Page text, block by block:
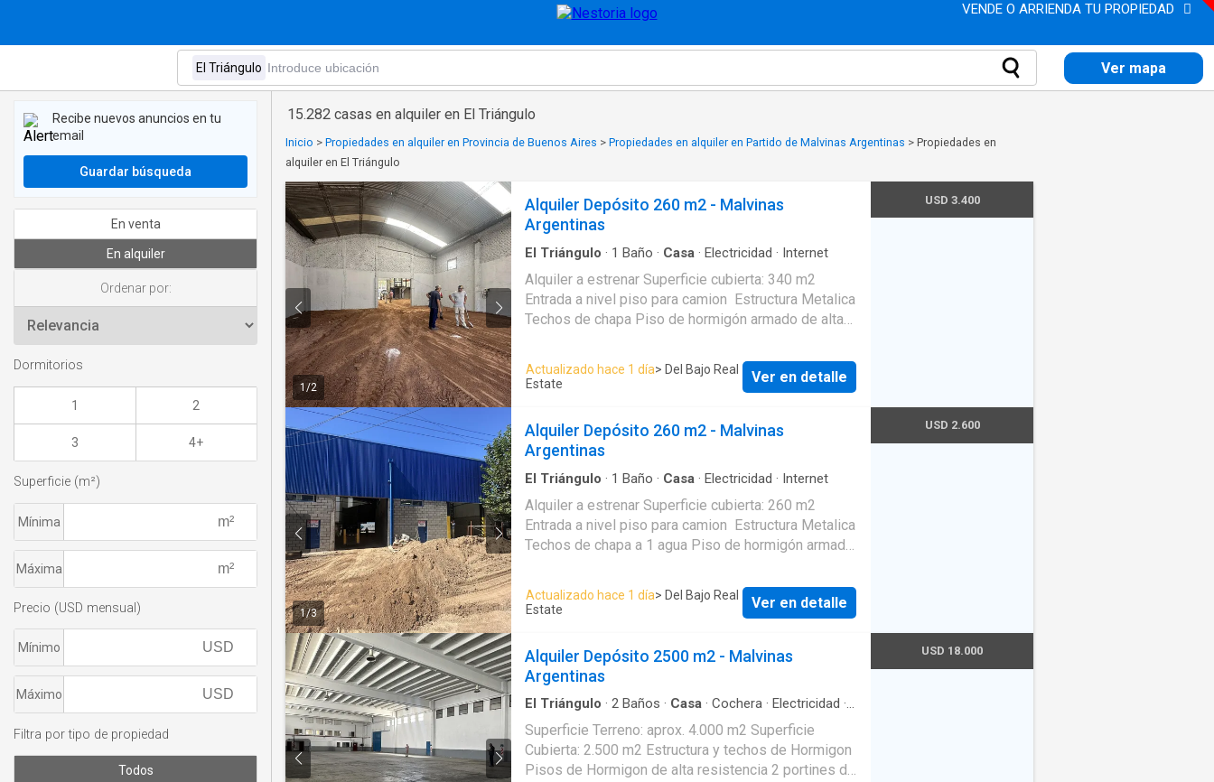
VENDE O ARRIENDA TU PROPIEDAD
Ver mapa
15.282 casas en alquiler en El Triángulo
Inicio > Propiedades en alquiler en Provincia de Buenos Aires > Propiedades en alquiler en Partido de Malvinas Argentinas > Propiedades en
alquiler en El Triángulo
1 /2
Alquiler Depósito 260 m2 - Malvinas
Argentinas
El Triángulo · 1 Baño · Casa · Electricidad · Internet
Alquiler a estrenar Superficie cubierta: 340 m2
Entrada a nivel piso para camion Estructura Metalica
Techos de chapa Piso de hormigón armado de alta
Actualizado hace 1 día> Del Bajo Real
Estate
Ver en detalle
USD 3.400
1/3
Alquiler Depósito 260 m2 - Malvinas
Argentinas
El Triángulo · 1 Baño · Casa · Electricidad · Internet
Alquiler a estrenar Superficie cubierta: 260 m2
Entrada a nivel piso para camion Estructura Metalica
Techos de chapa a 1 agua Piso de hormigón armado
Actualizado hace 1 día> Del Bajo Real
Estate
Ver en detalle
USD 2.600
Alquiler Depósito 2500 m2 - Malvinas
Argentinas
El Triángulo · 2 Baños · Casa · Cochera · Electricidad ·
Internet
Superficie Terreno: aprox. 4.000 m2 Superficie
Cubierta: 2.500 m2 Estructura y techos de Hormigon
Pisos de Hormigon de alta resistencia 2 portines de
USD 18.000
Recibe nuevos anuncios en tu
email
Guardar búsqueda
En venta
En alquiler
Ordenar por:
Dormitorios
1 2
3 4+
Superficie (m²)
Mínima
Máxima
Precio (USD mensual)
Mínimo
Máximo
Filtra por tipo de propiedad
Todos